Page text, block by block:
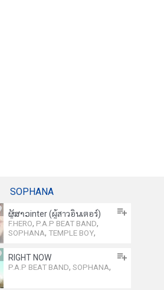
SOPHANA
ຜູ້ສາວinter (ผู้สาวอินเตอร์)
F.HERO, P.A.P BEAT BAND,
SOPHANA, TEMPLE BOY,
RIGHT NOW
P.A.P BEAT BAND, SOPHANA,